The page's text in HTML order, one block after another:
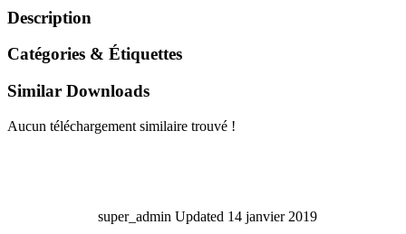
Description
Catégories & Étiquettes
Similar Downloads
Aucun téléchargement similaire trouvé !
super_admin Updated 14 janvier 2019